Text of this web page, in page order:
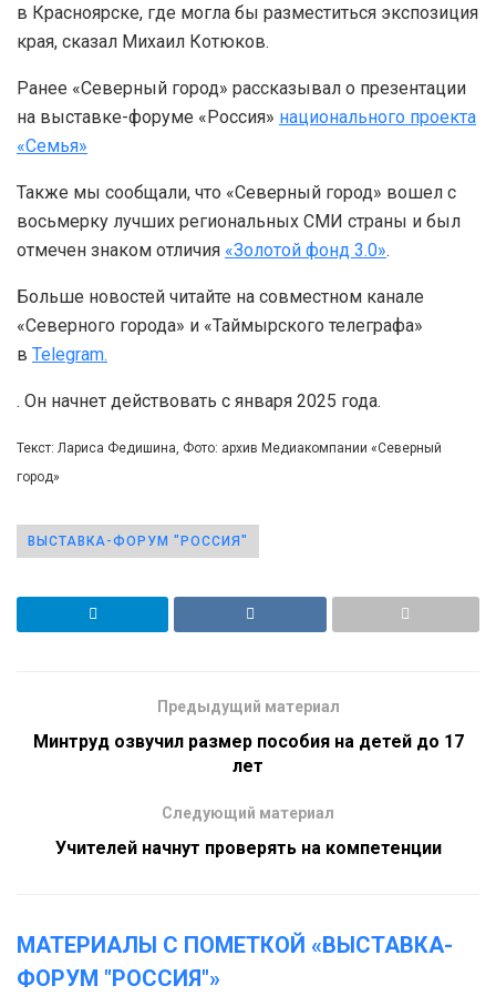
в Красноярске, где могла бы разместиться экспозиция
края, сказал Михаил Котюков.
Ранее «Северный город» рассказывал о презентации
на выставке-форуме «Россия» национального проекта
«Семья»
Также мы сообщали, что «Северный город» вошел с
восьмерку лучших региональных СМИ страны и был
отмечен знаком отличия «Золотой фонд 3.0».
Больше новостей читайте на совместном канале
«Северного города» и «Таймырского телеграфа»
в Telegram.
. Он начнет действовать с января 2025 года.
Текст: Лариса Федишина, Фото: архив Медиакомпании «Северный
город»
ВЫСТАВКА-ФОРУМ "РОССИЯ"
Предыдущий материал
Минтруд озвучил размер пособия на детей до 17
лет
Следующий материал
Учителей начнут проверять на компетенции
МАТЕРИАЛЫ С ПОМЕТКОЙ «ВЫСТАВКА-
ФОРУМ "РОССИЯ"»